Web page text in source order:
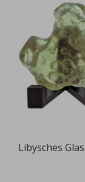
Libysches Glas